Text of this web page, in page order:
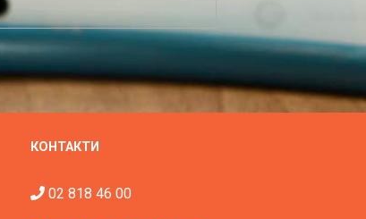
КОНТАКТИ
02 818 46 00